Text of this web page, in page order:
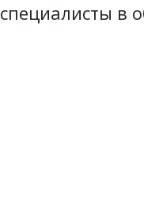
в